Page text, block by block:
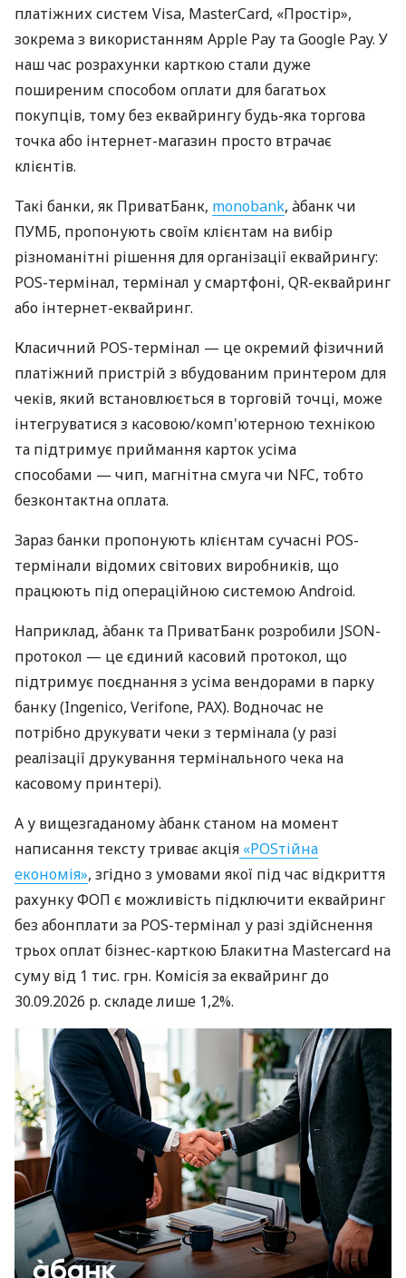
платіжних систем Visa, MasterCard, «Простір»,
зокрема з використанням Apple Pay та Google Pay. У
наш час розрахунки карткою стали дуже
поширеним способом оплати для багатьох
покупців, тому без еквайрингу будь-яка торгова
точка або інтернет-магазин просто втрачає
клієнтів.
Такі банки, як ПриватБанк, monobank, àбанк чи
ПУМБ, пропонують своїм клієнтам на вибір
різноманітні рішення для організації еквайрингу:
POS-термінал, термінал у смартфоні, QR-еквайринг
або інтернет-еквайринг.
Класичний POS-термінал — це окремий фізичний
платіжний пристрій з вбудованим принтером для
чеків, який встановлюється в торговій точці, може
інтегруватися з касовою/комп'ютерною технікою
та підтримує приймання карток усіма
способами — чип, магнітна смуга чи NFC, тобто
безконтактна оплата.
Зараз банки пропонують клієнтам сучасні POS-
термінали відомих світових виробників, що
працюють під операційною системою Android.
Наприклад, àбанк та ПриватБанк розробили JSON-
протокол — це єдиний касовий протокол, що
підтримує поєднання з усіма вендорами в парку
банку (Ingenico, Verifone, PAX). Водночас не
потрібно друкувати чеки з термінала (у разі
реалізації друкування термінального чека на
касовому принтері).
А у вищезгаданому àбанк станом на момент
написання тексту триває акція «POSтійна
економія», згідно з умовами якої під час відкриття
рахунку ФОП є можливість підключити еквайринг
без абонплати за POS-термінал у разі здійснення
трьох оплат бізнес-карткою Блакитна Mastercard на
суму від 1 тис. грн. Комісія за еквайринг до
30.09.2026 р. складе лише 1,2%.